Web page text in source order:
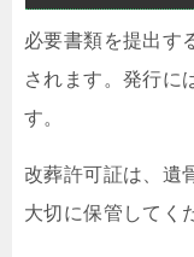
必要書類を提出す
されます。発行に
す。
改葬許可証は、遺
大切に保管してく